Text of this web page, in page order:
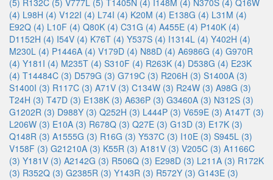
(5) R132C (5) V777L (5) T1405N (4) I148M (4) N370S (4) Q16W
(4) L98H (4) V122I (4) L74I (4) K20M (4) E138G (4) L31M (4)
E92Q (4) L10F (4) Q80K (4) C31G (4) A455E (4) P140K (4)
D1152H (4) I54V (4) K76T (4) Y537S (4) I1314L (4) Y402H (4)
M230L (4) P1446A (4) V179D (4) N88D (4) A6986G (4) G970R
(4) Y181I (4) M235T (4) S310F (4) R263K (4) D538G (4) E23K
(4) T14484C (3) D579G (3) G719C (3) R206H (3) S1400A (3)
S1400I (3) R117C (3) A71V (3) C134W (3) R24W (3) A98G (3)
T24H (3) T47D (3) E138K (3) A636P (3) G3460A (3) N312S (3)
G1202R (3) D988Y (3) Q252H (3) L444P (3) V659E (3) A147T (3)
L206W (3) E10A (3) R678Q (3) Q27E (3) G13D (3) E17K (3)
Q148R (3) A1555G (3) R16G (3) Y537C (3) I10E (3) S945L (3)
V158F (3) G21210A (3) K55R (3) A181V (3) V205C (3) A1166C
(3) Y181V (3) A2142G (3) R506Q (3) E298D (3) L211A (3) R172K
(3) R352Q (3) G2385R (3) Y143R (3) R572Y (3) G143E (3)